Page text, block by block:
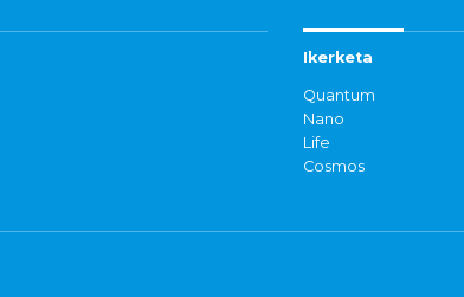
Ikerketa
Quantum
Nano
Life
Cosmos